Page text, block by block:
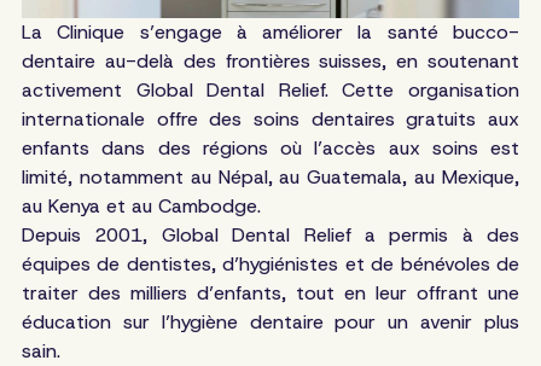
La Clinique s’engage à améliorer la santé bucco-
dentaire au-delà des frontières suisses, en soutenant
activement Global Dental Relief. Cette organisation
internationale offre des soins dentaires gratuits aux
enfants dans des régions où l’accès aux soins est
limité, notamment au Népal, au Guatemala, au Mexique,
au Kenya et au Cambodge.
Depuis 2001, Global Dental Relief a permis à des
équipes de dentistes, d’hygiénistes et de bénévoles de
traiter des milliers d’enfants, tout en leur offrant une
éducation sur l’hygiène dentaire pour un avenir plus
sain.